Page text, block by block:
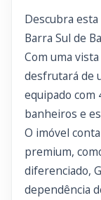
Descubra
Barra Sul de
Com uma
desfrutará de
equipado com
banheiros e
O imóvel
premium,
diferenciado,
dependência